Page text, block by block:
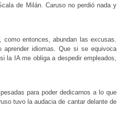
de Milán. Caruso no perdió nada y
entonces, abundan las excusas.
idiomas. Que si se equivoca
la IA me obliga a despedir empleados,
para poder dedicarnos a lo que
tuvo la audacia de cantar delante de